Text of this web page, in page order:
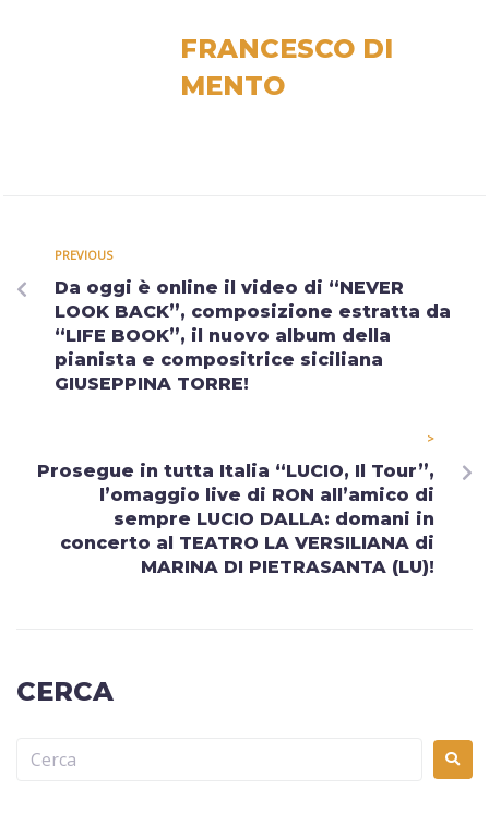
FRANCESCO DI
MENTO
PREVIOUS
Da oggi è online il video di “NEVER
LOOK BACK”, composizione estratta da
“LIFE BOOK”, il nuovo album della
pianista e compositrice siciliana
GIUSEPPINA TORRE!
>
Prosegue in tutta Italia “LUCIO, Il Tour”,
l’omaggio live di RON all’amico di
sempre LUCIO DALLA: domani in
concerto al TEATRO LA VERSILIANA di
MARINA DI PIETRASANTA (LU)!
CERCA